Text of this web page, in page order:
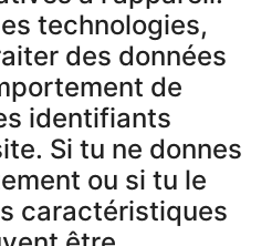
technologies,
des données
de
identifiants
Si tu ne donnes
ou si tu le
caractéristiques